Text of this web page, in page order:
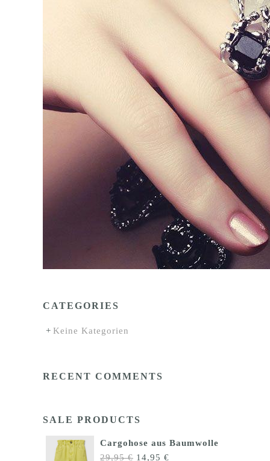
CATEGORIES
Keine Kategorien
RECENT COMMENTS
SALE PRODUCTS
Cargohose aus Baumwolle
29,95€ Ursprünglicher
14,95 €